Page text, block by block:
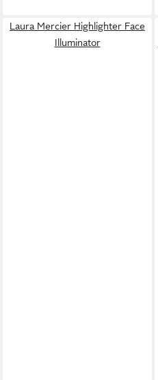
Laura Mercier Highlighter Face
Illuminator